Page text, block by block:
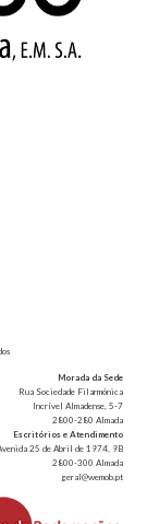
Morada da Sede
Rua Sociedade Filarmónica
Incrível Almadense, 5-7
2800-280 Almada
Escritórios e Atendimento
25 de Abril de 1974, 9B
2800-300 Almada
geral@wemob.pt